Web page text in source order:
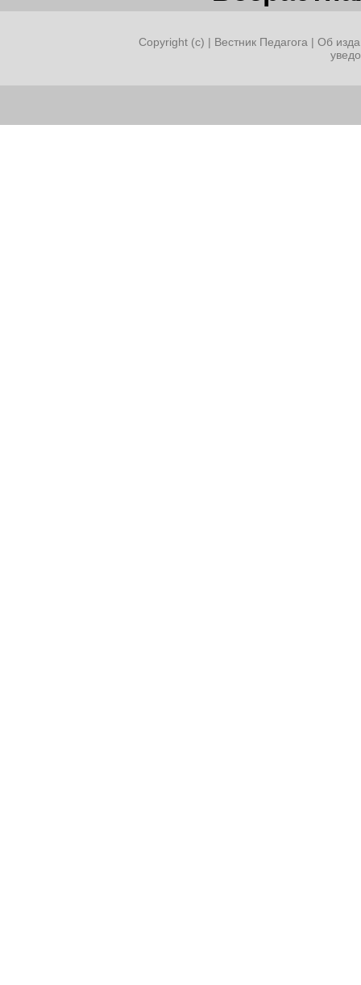
Copyright (c) | Вестник Педагога | Об